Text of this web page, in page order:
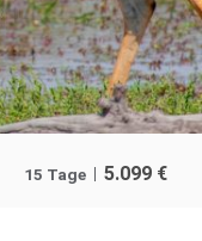
15 Tage 5.099 €